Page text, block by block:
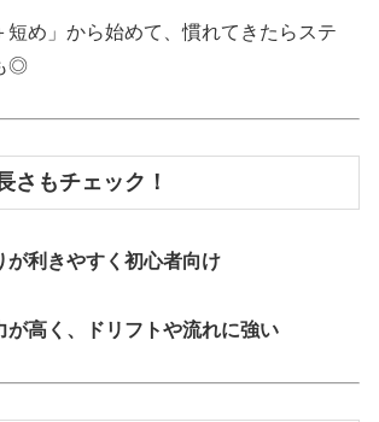
短め」から始めて、慣れてきたらステ
◎
もチェック！
が利きやすく初心者向け
が高く、ドリフトや流れに強い